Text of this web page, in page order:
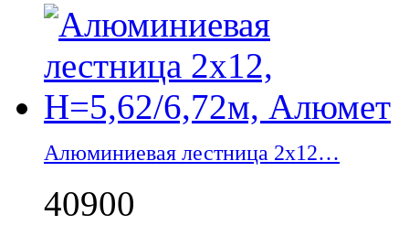
Алюминиевая лестница 2х12…
40900